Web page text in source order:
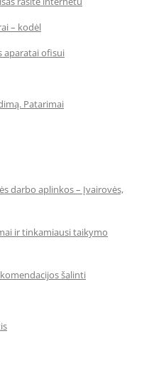
– kodėl
aparatai ofisui
Patarimai
darbo aplinkos – Įvairovės,
ir tinkamiausi taikymo
šalinti